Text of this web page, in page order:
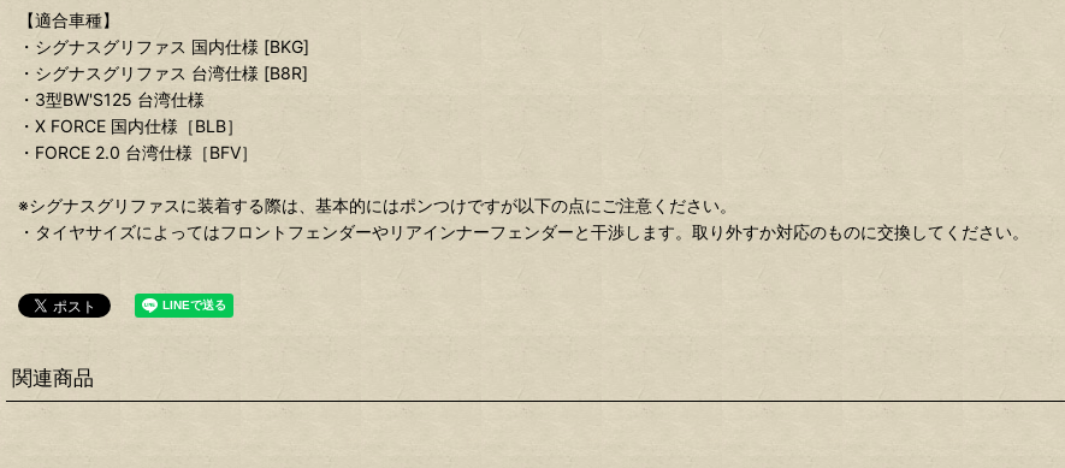
【適合車種】
・シグナスグリファス 国内仕様 [BKG]
・シグナスグリファス 台湾仕様 [B8R]
・3型BW'S125 台湾仕様
・X FORCE 国内仕様［BLB］
・FORCE 2.0 台湾仕様［BFV］
※シグナスグリファスに装着する際は、基本的にはポンつけですが以下の点にご注意ください。
・タイヤサイズによってはフロントフェンダーやリアインナーフェンダーと干渉します。取り外すか対応のものに交換してください。
関連商品